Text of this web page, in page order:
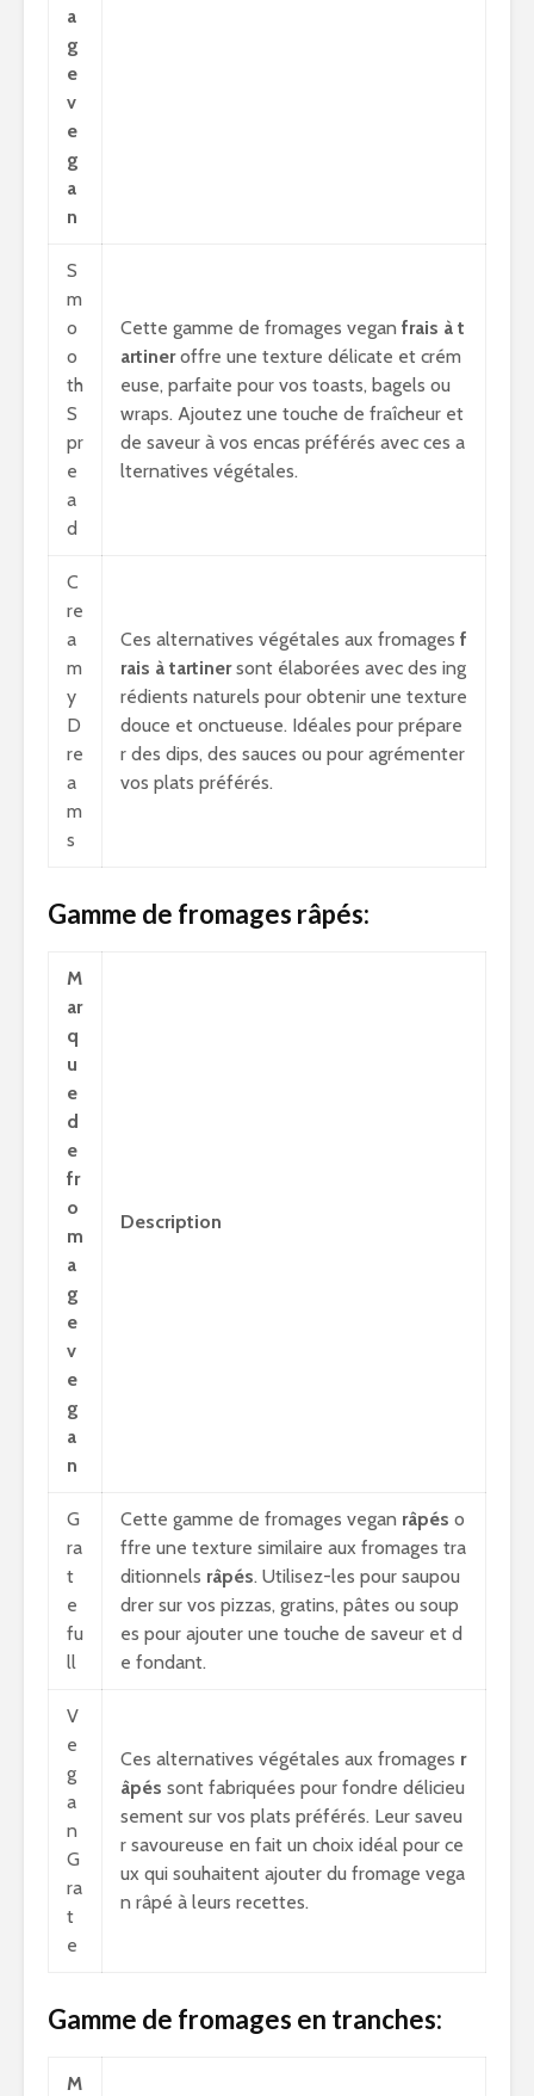
a
g
e
v
e
g
a
n
S
m
o
o
th
S
pr
e
a
d
Cette gamme de fromages vegan frais à t
artineroffre une texture délicate et crém
euse, parfaite pour vos toasts, bagels ou
wraps. Ajoutez une touche de fraîcheur et
de saveur à vos encas préférés avec ces a
lternatives végétales.
C
re
a
m
y
D
re
a
m
s
Ces alternatives végétales aux fromages f
rais à tartinersont élaborées avec des ing
rédients naturels pour obtenir une texture
douce et onctueuse. Idéales pour prépare
r des dips, des sauces ou pour agrémenter
vos plats préférés.
Gamme de fromages râpés:
M
ar
q
u
e
d
e
fr
o
m
a
g
e
v
e
g
a
n
Description
G
ra
t
e
fu
ll
Cette gamme de fromages vegan râpés o
ffre une texture similaire aux fromages tra
ditionnels râpés. Utilisez-les pour saupou
drer sur vos pizzas, gratins, pâtes ou soup
es pour ajouter une touche de saveur et d
e fondant.
V
e
g
a
n
G
ra
t
e
Ces alternatives végétales aux fromages r
âpés sont fabriquées pour fondre délicieu
sement sur vos plats préférés. Leur saveu
r savoureuse en fait un choix idéal pour ce
ux qui souhaitent ajouter du fromage vega
n râpé à leurs recettes.
Gamme de fromages en tranches:
M